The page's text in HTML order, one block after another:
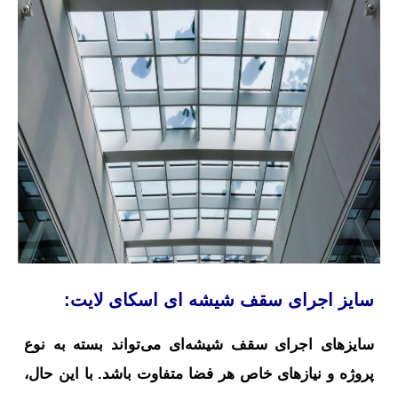
سایز اجرای سقف شیشه ای اسکای لایت:
سایزهای اجرای سقف شیشه‌ای می‌تواند بسته به نوع
پروژه و نیازهای خاص هر فضا متفاوت باشد. با این حال،